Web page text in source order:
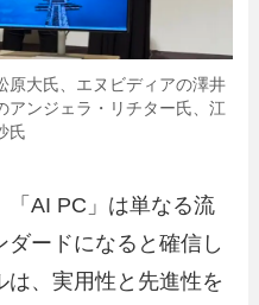
原大氏、エヌビディアの澤井
アンジェラ・リチター氏、江
氏
「AI PC」は単なる流
ードになると確信し
は、実用性と先進性を